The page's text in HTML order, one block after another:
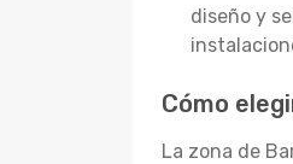
diseño y
Cómo
La zona de